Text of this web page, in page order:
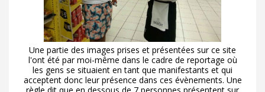
Une partie des images prises et présentées sur ce site
l'ont été par moi-même dans le cadre de reportage où
les gens se situaient en tant que manifestants et qui
acceptent donc leur présence dans ces évènements. Une